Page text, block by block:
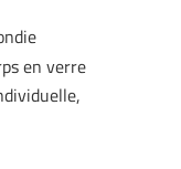
en verre